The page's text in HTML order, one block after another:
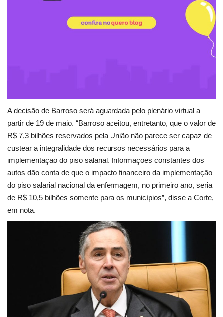
A decisão de Barroso será aguardada pelo plenário virtual a
partir de 19 de maio. “Barroso aceitou, entretanto, que o valor de
R$ 7,3 bilhões reservados pela União não parece ser capaz de
custear a integralidade dos recursos necessários para a
implementação do piso salarial. Informações constantes dos
autos dão conta de que o impacto financeiro da implementação
do piso salarial nacional da enfermagem, no primeiro ano, seria
de R$ 10,5 bilhões somente para os municípios”, disse a Corte,
em nota.